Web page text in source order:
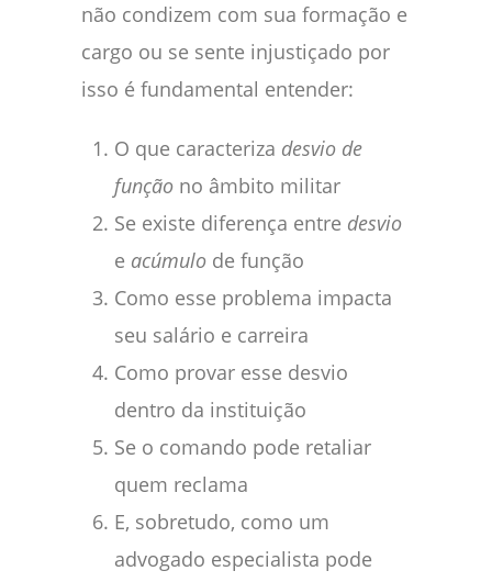
não condizem com sua formação e
cargo ou se sente injustiçado por
isso é fundamental entender:
O que caracteriza desvio de
função no âmbito militar
Se existe diferença entre desvio
e acúmulo de função
Como esse problema impacta
seu salário e carreira
Como provar esse desvio
dentro da instituição
Se o comando pode retaliar
quem reclama
E, sobretudo, como um
advogado especialista pode